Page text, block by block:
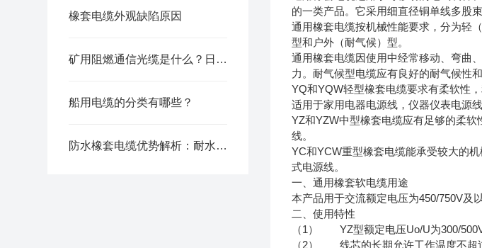
橡套电缆外观缺陷原因
矿用阻燃通信光缆是什么？日常维护与防护要点
船用电缆的分类有哪些？
防水橡套电缆优势解析：耐水耐磨户外专用线缆
的一类产品。它采用细直径铜单线多股
通用橡套电缆按机械性能要求，分为轻
型和户外（耐气候）型。
通用橡套电缆因使用中经常移动、弯曲
力。耐气候型电缆应有良好的耐气候性和
YQ和YQW轻型橡套电缆要求有柔软性
适用于家用电器电源线，仪器仪表电源线
YZ和YZW中型橡套电缆应有足够的柔
线。
YC和YCW重型橡套电缆能承受较大的
式电源线。
一、通用橡套软电缆用途
本产品用于交流额定电压为450/750V及
二、使用特性
（1） YZ型额定电压Uo/U为300/500V
（2） 线芯的长期允许工作温度不超